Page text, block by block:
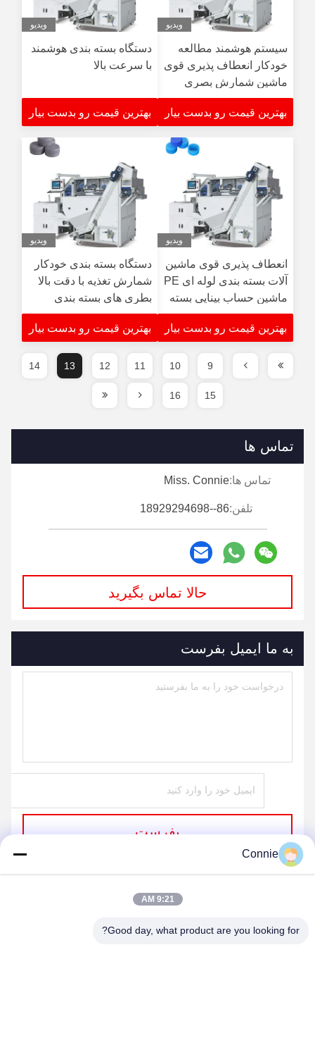
ویدیو
سیستم هوشمند مطالعه
خودکار انعطاف پذیری قوی
ماشین شمارش بصری
بسته بندی برای کاپ
پلاستیکی
بهترین قیمت رو بدست بیار
ویدیو
دستگاه بسته بندی هوشمند
با سرعت بالا
بهترین قیمت رو بدست بیار
ویدیو
انعطاف پذیری قوی ماشین
آلات بسته بندی لوله ای PE
ماشین حساب بینایی بسته
بندی برای کف بطری
بهترین قیمت رو بدست بیار
ویدیو
دستگاه بسته بندی خودکار
شمارش تغذیه با دقت بالا
بطری های بسته بندی
بهترین قیمت رو بدست بیار
9
10
11
12
13
14
15
16
تماس ها
تماس ها:Miss. Connie
تلفن:86--18929294698
حالا تماس بگیرید
به ما ایمیل بفرست
بفرست
Connie
9:21 AM
Good day, what product are you looking for?